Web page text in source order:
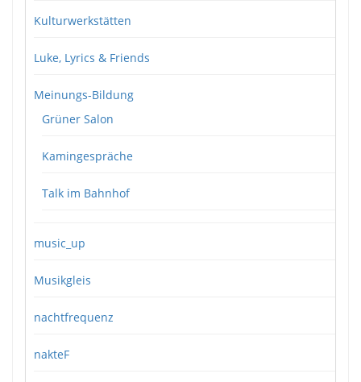
Kulturwerkstätten
Luke, Lyrics & Friends
Meinungs-Bildung
Grüner Salon
Kamingespräche
Talk im Bahnhof
music_up
Musikgleis
nachtfrequenz
nakteF